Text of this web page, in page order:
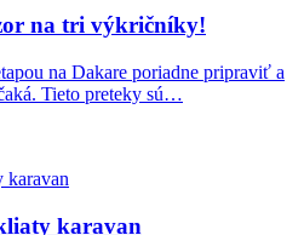
na tri výkričníky!
na Dakare poriadne pripraviť a
Tieto preteky sú…
karavan